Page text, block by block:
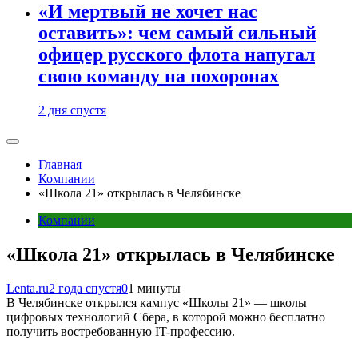
«И мертвый не хочет нас
оставить»: чем самый сильный
офицер русского флота напугал
свою команду на похоронах
2 дня спустя
Главная
Компании
«Школа 21» открылась в Челябинске
Компании
«Школа 21» открылась в Челябинске
Lenta.ru2 года спустя01 минуты
В Челябинске открылся кампус «Школы 21» — школы
цифровых технологий Сбера, в которой можно бесплатно
получить востребованную IT-профессию.